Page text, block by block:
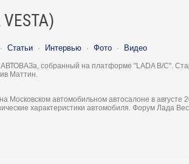
· Статьи · Интервью · Фото · Видео
собранный на платформе "LADA B/C".
Маттин.
Московском автомобильном автосалоне в
характеристики автомобиля. Форум Лада